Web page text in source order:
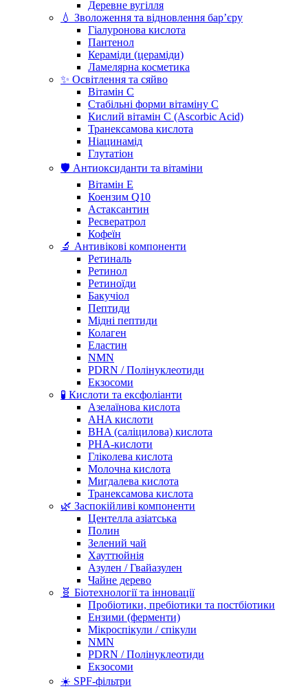
Деревне вугілля
💧 Зволоження та відновлення бар’єру
Гіалуронова кислота
Пантенол
Кераміди (цераміди)
Ламелярна косметика
✨ Освітлення та сяйво
Вітамін С
Стабільні форми вітаміну С
Кислий вітамін С (Ascorbic Acid)
Транексамова кислота
Ніацинамід
Глутатіон
🛡️ Антиоксиданти та вітаміни
Вітамін Е
Коензим Q10
Астаксантин
Ресвератрол
Кофеїн
🔬 Антивікові компоненти
Ретиналь
Ретинол
Ретиноїди
Бакучіол
Пептиди
Мідні пептиди
Колаген
Еластин
NMN
PDRN / Полінуклеотиди
Екзосоми
🧪 Кислоти та ексфоліанти
Азелаїнова кислота
AHA кислоти
BHA (саліцилова) кислота
PHA-кислоти
Гліколева кислота
Молочна кислота
Мигдалева кислота
Транексамова кислота
🌿 Заспокійливі компоненти
Центелла азіатська
Полин
Зелений чай
Хауттюйнія
Азулен / Гвайазулен
Чайне дерево
🧬 Біотехнології та інновації
Пробіотики, пребіотики та постбіотики
Ензими (ферменти)
Мікроспікули / спікули
NMN
PDRN / Полінуклеотиди
Екзосоми
☀️ SPF-фільтри